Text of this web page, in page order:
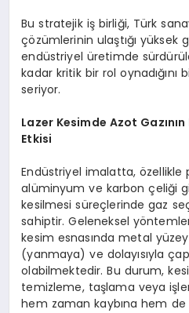
Bu stratejik iş birliği, Türk
çözümlerinin ulaştığı yüksek
endüstriyel üretimde
kadar kritik bir rol
seriyor.
Lazer Kesimde Azot
Etkisi
Endüstriyel imalatta, özellikle
alüminyum ve karbon çeliği
kesilmesi süreçlerinde gaz
sahiptir. Geleneksel
kesim esnasında metal
(yanmaya) ve dolayısıyla
olabilmektedir. Bu durum,
temizleme, taşlama veya
hem zaman kaybına hem de